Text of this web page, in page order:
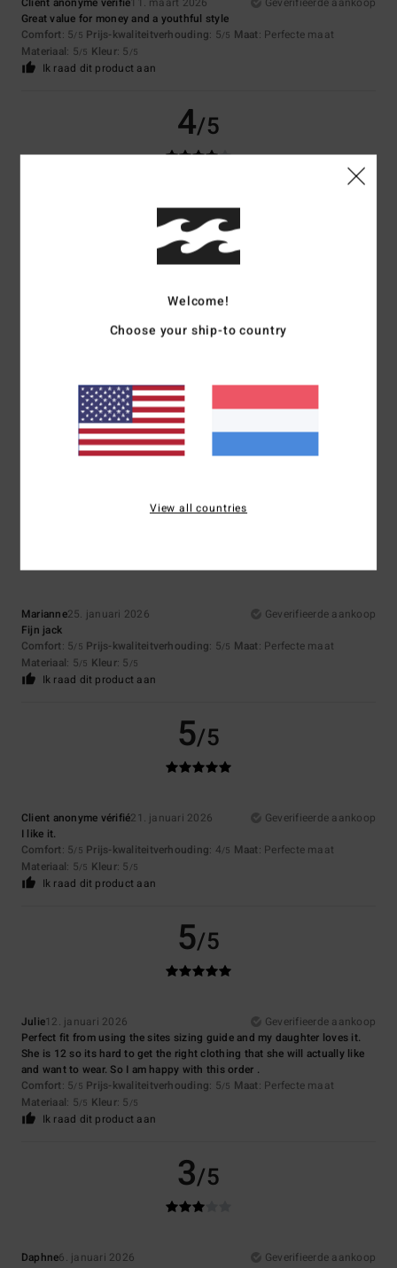
Great value for money and a youthful style
Comfort: 5/5 Prijs-kwaliteitverhouding: 5/5 Maat: Perfecte maat
Materiaal: 5/5 Kleur: 5 /5
Ik raad dit product aan
4/5
It’s warm and lightweight; an interesting colour.
Prijs-kwaliteitverhouding: 3/5
5/5
26. januari 2026
Geverifieerde aankoop
Impeccable size
/5 Prijs-kwaliteitverhouding
: 5/5
5
Marianne25. januari 2026
Geverifieerde aankoop
Fijn jack
Comfort: 5/5 Prijs-kwaliteitverhouding: 5/5 Maat: Perfecte maat
Materiaal: 5/5 Kleur: 5 /5
Ik raad dit product aan
5/5
Client anonyme vérifié21. januari 2026
Geverifieerde aankoop
I like it.
Comfort: 5/5 Prijs-kwaliteitverhouding: 4/5 Maat: Perfecte maat
Materiaal: 5/5 Kleur: 5 /5
Ik raad dit product aan
5/5
Julie12. januari 2026
Geverifieerde aankoop
Perfect fit from using the sites sizing guide and my daughter loves it.
She is 12 so its hard to get the right clothing that she will actually like
and want to wear. So I am happy with this order .
Comfort: 5/5 Prijs-kwaliteitverhouding: 5/5 Maat: Perfecte maat
Materiaal: 5/5 Kleur: 5 /5
Ik raad dit product aan
3/5
Daphne6. januari 2026
Geverifieerde aankoop
Welcome!
Choose your ship-to country
View all countries